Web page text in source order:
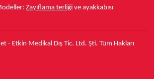
Zayıflama terliği ve ayakkabısı
- Etkin Medikal Dış Tic. Ltd. Şti. Tüm Hakları